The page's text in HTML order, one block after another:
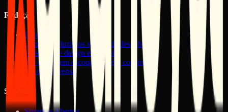
Redação
Imprensa
Como conduzimos sprints de descoberta
Sistemas de design em escala
Por que quem escopa também constrói
Kit de Imprensa
Sistemas